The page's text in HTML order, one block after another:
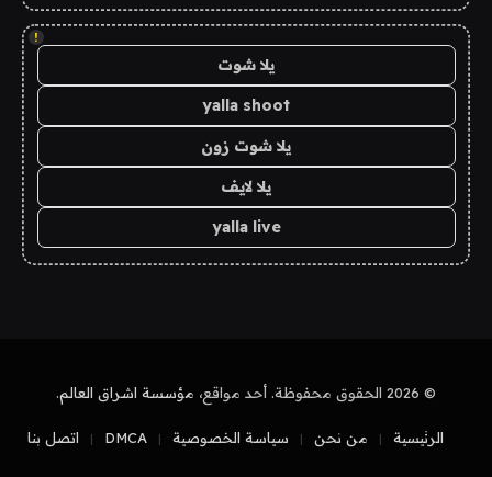
!
يلا شوت
yalla shoot
يلا شوت زون
يلا لايف
yalla live
© 2026 الحقوق محفوظة. أحد مواقع، مؤسسة اشراق العالم.
الرئيسية من نحن سياسة الخصوصية DMCA اتصل بنا